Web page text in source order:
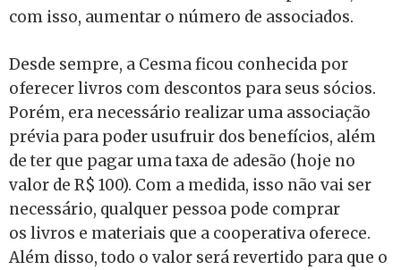
com isso, aumentar o número de associados.
Desde sempre, a Cesma ficou conhecida por
oferecer livros com descontos para seus sócios.
Porém, era necessário realizar uma associação
prévia para poder usufruir dos benefícios, além
de ter que pagar uma taxa de adesão (hoje no
valor de R$ 100). Com a medida, isso não vai ser
necessário, qualquer pessoa pode comprar
os livros e materiais que a cooperativa oferece.
Além disso, todo o valor será revertido para que o